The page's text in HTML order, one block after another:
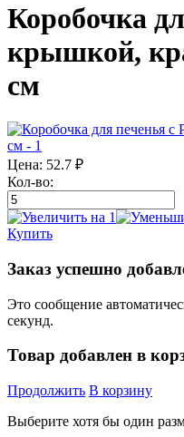
Коробочка
крышкой,
см
Цена: 52.7 ₽
Кол-во:
Купить
Заказ успешно
Это сообщение
секунд.
Товар добавлен в
Продолжить В корзину
Выберите хотя бы один